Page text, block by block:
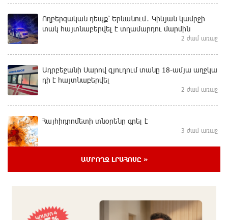
Ողբերգական դեպք՝ Երևանում․ Կիևյան կամրջի
տակ հայտնաբերվել է տղամարդու մարմին
2 ժամ առաջ
Ադրբեջանի Սարով գյուղում տանը 18-ամյա աղջկա
դի է հայտնաբերվել
2 ժամ առաջ
Հայհիդրոմետի տնօրենը գրել է
3 ժամ առաջ
Արտակարգ դեպք՝ Երևանում․ կոտրել են «Հույս
3 ժամ առաջ
ԱՄԲՈՂՋ ԼՐԱՀՈՍԸ »